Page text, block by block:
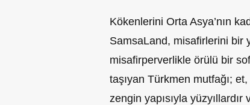
Kökenlerini Orta Asya’nın
SamsaLand, misafirlerini bir
misafirperverlikle örülü bir
taşıyan Türkmen mutfağı;
zengin yapısıyla